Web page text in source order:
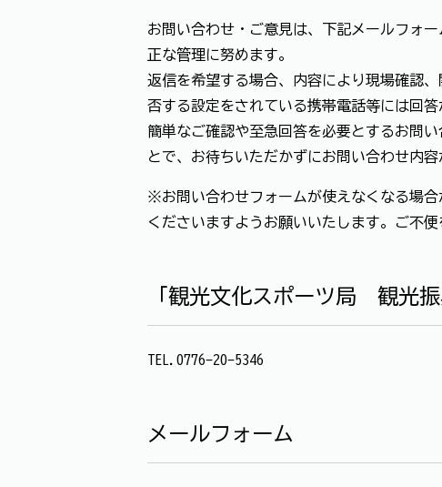
お問い合わせ・ご意見は、下記メールフォ
正な管理に努めます。
返信を希望する場合、内容により現場確認
否する設定をされている携帯電話等には回
簡単なご確認や至急回答を必要とするお問
とで、お待ちいただかずにお問い合わせ内容
※お問い合わせフォームが使えなくなる場
くださいますようお願いいたします。ご不
「観光文化スポーツ局 観光
TEL.0776-20-5346
メールフォーム